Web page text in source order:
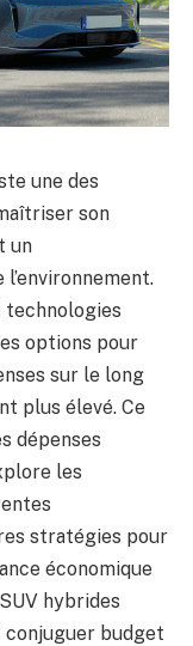
une des
son
un
technologies
options pour
sur le long
plus élevé. Ce
dépenses
les
stratégies pour
économique
hybrides
conjuguer budget